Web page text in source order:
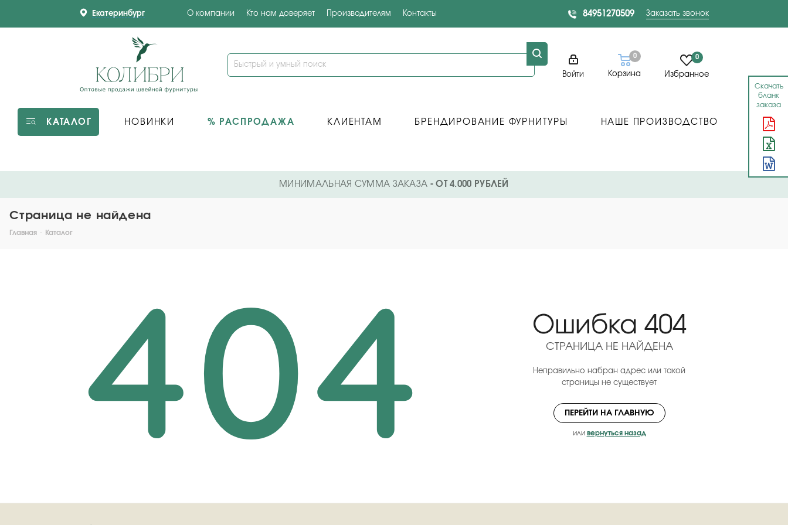
Скачать
бланк
заказа
Екатеринбург О компании Кто нам доверяет Производителям Контакты 84951270509 Заказать звонок
Войти Корзина
0 0
Избранное
КАТАЛОГ НОВИНКИ % РАСПРОДАЖА КЛИЕНТАМ БРЕНДИРОВАНИЕ ФУРНИТУРЫ НАШЕ ПРОИЗВОДСТВО
МИНИМАЛЬНАЯ СУММА ЗАКАЗА - ОТ 4.000 РУБЛЕЙ
Страница не найдена
Главная - Каталог
Ошибка 404
СТРАНИЦА НЕ НАЙДЕНА
Неправильно набран адрес или такой
страницы не существует
ПЕРЕЙТИ НА ГЛАВНУЮ
или вернуться назад